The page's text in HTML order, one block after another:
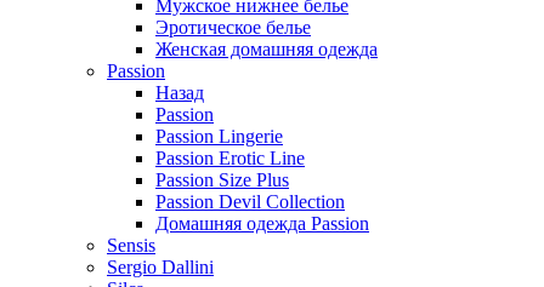
Мужское нижнее белье
Эротическое белье
Женская домашняя одежда
Passion
Назад
Passion
Passion Lingerie
Passion Erotic Line
Passion Size Plus
Passion Devil Collection
Домашняя одежда Passion
Sensis
Sergio Dallini